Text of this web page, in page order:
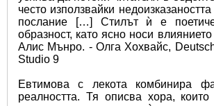
често използвайки
послание […] Стилът ѝ е
образност, като ясно носи
Алис Мънро. - Олга Хохвайс,
Studio 9
Евтимова с лекота комбинира
реалността. Тя описва хора, които